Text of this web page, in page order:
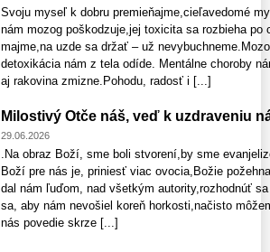
Svoju myseľ k dobru premieňajme,cieľavedomé
nám mozog poškodzuje,jej toxicita sa rozbieha po
majme,na uzde sa držať – už
detoxikácia nám z tela odíde. Mentálne choroby
aj rakovina zmizne.Pohodu, radosť i [...]
Milostivý Otče náš, veď k uzdraveniu
29.06.2026
.Na obraz Boží, sme boli stvorení,by sme
Boží pre nás je, priniesť viac ovocia,Božie
dal nám ľuďom, nad všetkým autority,rozhodnúť
sa, aby nám nevošiel koreň horkosti,načisto
nás povedie skrze [...]